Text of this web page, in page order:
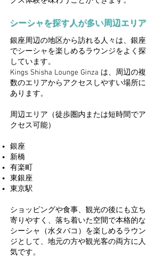
シーシャを探す人が多い周辺エリア
銀座周辺の地区から訪れる人々は、銀座
でシーシャを楽しめるラウンジをよく探
しています。
Kings Shisha Lounge Ginza は、周辺の複
数のエリアからアクセスしやすい場所に
あります。
周辺エリア（徒歩圏内または短時間でア
クセス可能）
銀座
新橋
有楽町
東銀座
東京駅
ショッピングや食事、観光の後にも立ち
寄りやすく、落ち着いた空間で本格的な
シーシャ（水タバコ）を楽しめるラウン
ジとして、地元の方や観光客の両方に人
気です。